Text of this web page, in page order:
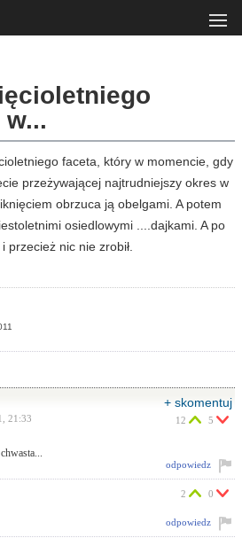
faceta, który w momencie, gdy
przeżywającej najtrudniejszy okres w
obrzuca ją obelgami. A potem
osiedlowymi ....dajkami. A po
nic nie zrobił.
+ skomentuj
21:33 12 5
odpowiedz
2 0
odpowiedz